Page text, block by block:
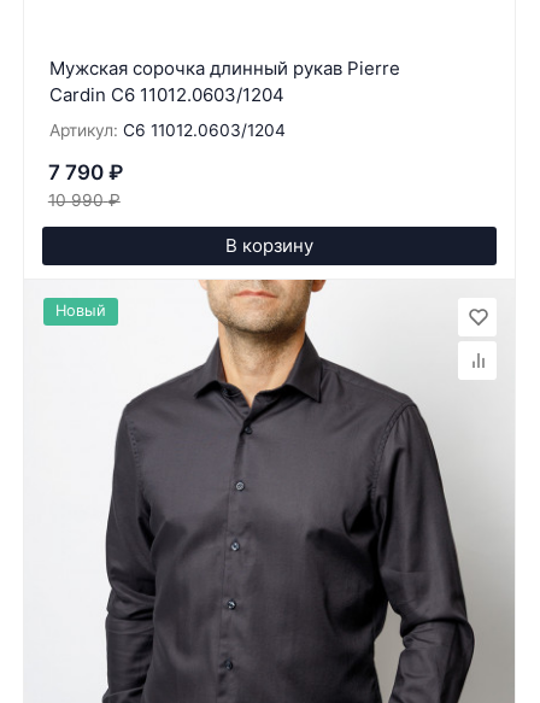
Мужская сорочка длинный рукав Pierre
Cardin C6 11012.0603/1204
Артикул: C6 11012.0603/1204
7 790 ₽
10 990 ₽
В корзину
Новый